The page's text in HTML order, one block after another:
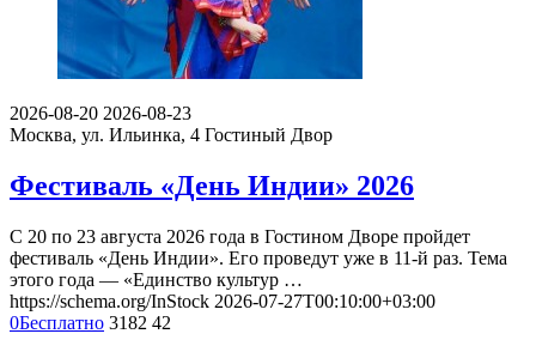
2026-08-20 2026-08-23
Москва, ул. Ильинка, 4 Гостиный Двор
Фестиваль «День Индии» 2026
С 20 по 23 августа 2026 года в Гостином Дворе пройдет
фестиваль «День Индии». Его проведут уже в 11-й раз. Тема
этого года — «Единство культур …
https://schema.org/InStock 2026-07-27T00:10:00+03:00
0Бесплатно 3182 42